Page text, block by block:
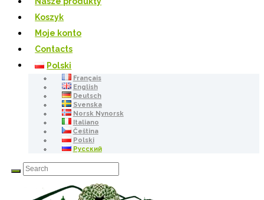
Koszyk
Moje konto
Contacts
Polski
Français
English
Deutsch
Svenska
Norsk Nynorsk
Italiano
Čeština
Polski
Русский